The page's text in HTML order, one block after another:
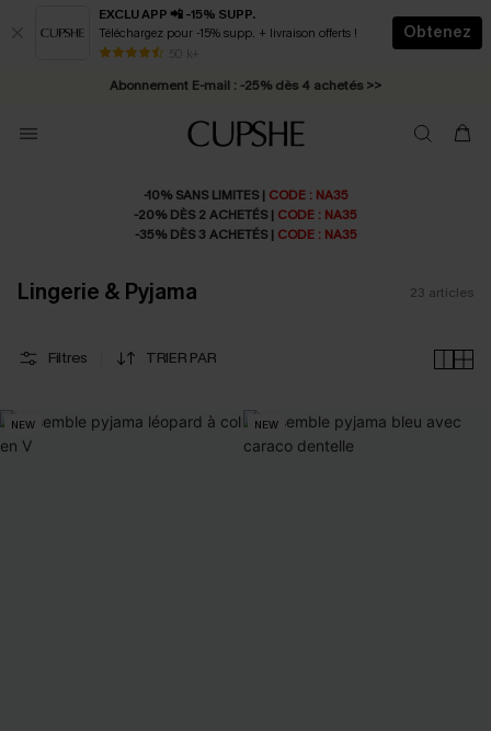
EXCLU APP 📲 -15% SUPP.
Téléchargez pour -15% supp. + livraison offerts !
50 k+
Obtenez
* Livraison éclair 2-3 jours ouvrés >>
Abonnement E-mail : -25% dès 4 achetés >>
-10% SANS LIMITES | CODE : NA35
-20% DÈS 2 ACHETÉS | CODE : NA35
-35% DÈS 3 ACHETÉS | CODE : NA35
Lingerie & Pyjama 23 articles
Filtres TRIER PAR
NEW NEW